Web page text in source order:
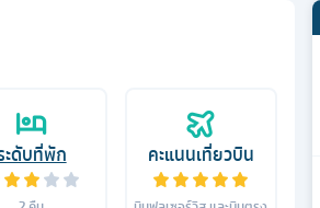
ะดับที่พัก คะแนนเที่ยวบิน